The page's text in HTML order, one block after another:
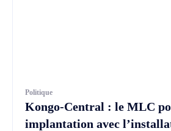
Politique
Kongo-Central : le MLC
implantation avec